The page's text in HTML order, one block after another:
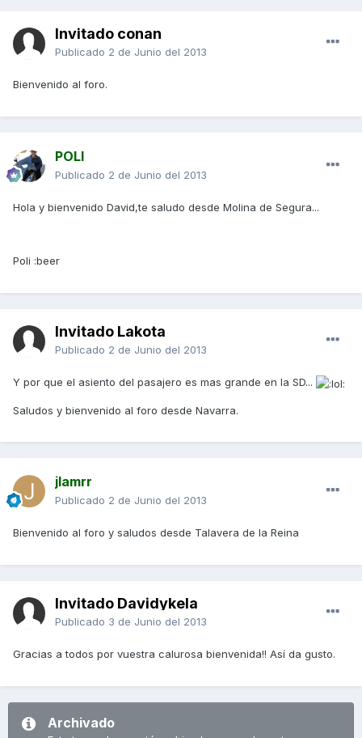
Invitado conan
Publicado 2 de Junio del 2013
Bienvenido al foro.
POLI
Publicado 2 de Junio del 2013
Hola y bienvenido David,te saludo desde Molina de Segura...
Poli :beer
Invitado Lakota
Publicado 2 de Junio del 2013
Y por que el asiento del pasajero es mas grande en la SD...
Saludos y bienvenido al foro desde Navarra.
jlamrr
Publicado 2 de Junio del 2013
Bienvenido al foro y saludos desde Talavera de la Reina
Invitado Davidykela
Publicado 3 de Junio del 2013
Gracias a todos por vuestra calurosa bienvenida!! Así da gusto.
Archivado